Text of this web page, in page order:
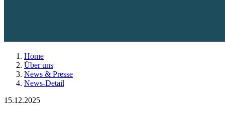
Home
Über uns
News & Presse
News-Detail
15.12.2025